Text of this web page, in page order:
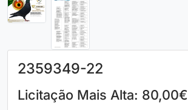
2359349-22
Licitação Mais Alta: 80,00€